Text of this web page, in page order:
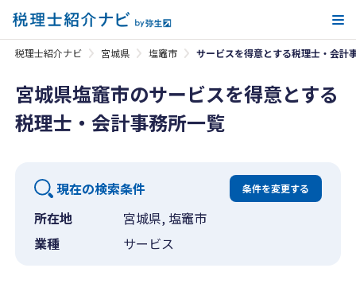
税理士紹介ナビ 宮城県 塩竈市 サービスを得意とする税理士・会計
宮城県塩竈市のサービスを得意とする
税理士・会計事務所一覧
現在の検索条件 条件を変更する
所在地
宮城県, 塩竈市
業種
サービス